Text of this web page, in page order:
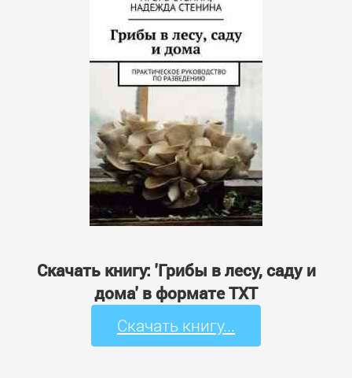
Скачать книгу: 'Грибы в лесу, саду и
дома' в формате TXT
Скачать книгу...